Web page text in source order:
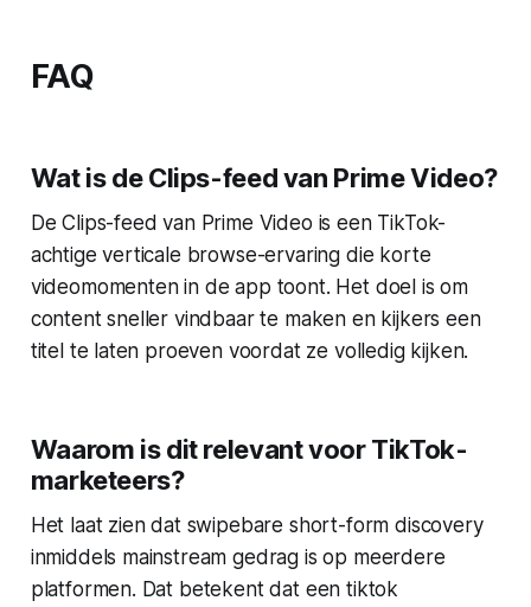
FAQ
Wat is de Clips-feed van Prime Video?
De Clips-feed van Prime Video is een TikTok-
achtige verticale browse-ervaring die korte
videomomenten in de app toont. Het doel is om
content sneller vindbaar te maken en kijkers een
titel te laten proeven voordat ze volledig kijken.
Waarom is dit relevant voor TikTok-
marketeers?
Het laat zien dat swipebare short-form discovery
inmiddels mainstream gedrag is op meerdere
platformen. Dat betekent dat een tiktok